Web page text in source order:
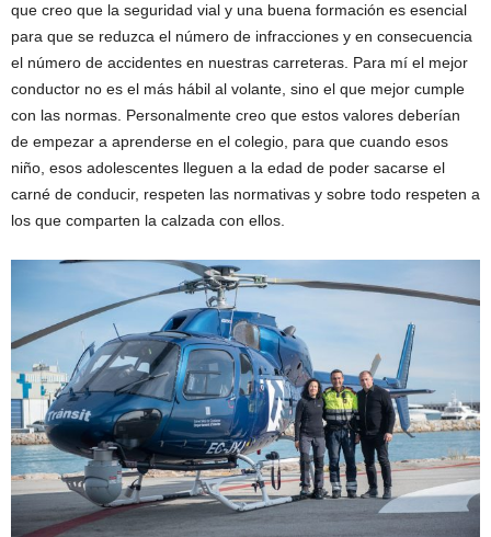
que creo que la seguridad vial y una buena formación es esencial
para que se reduzca el número de infracciones y en consecuencia
el número de accidentes en nuestras carreteras. Para mí el mejor
conductor no es el más hábil al volante, sino el que mejor cumple
con las normas. Personalmente creo que estos valores deberían
de empezar a aprenderse en el colegio, para que cuando esos
niño, esos adolescentes lleguen a la edad de poder sacarse el
carné de conducir, respeten las normativas y sobre todo respeten a
los que comparten la calzada con ellos.